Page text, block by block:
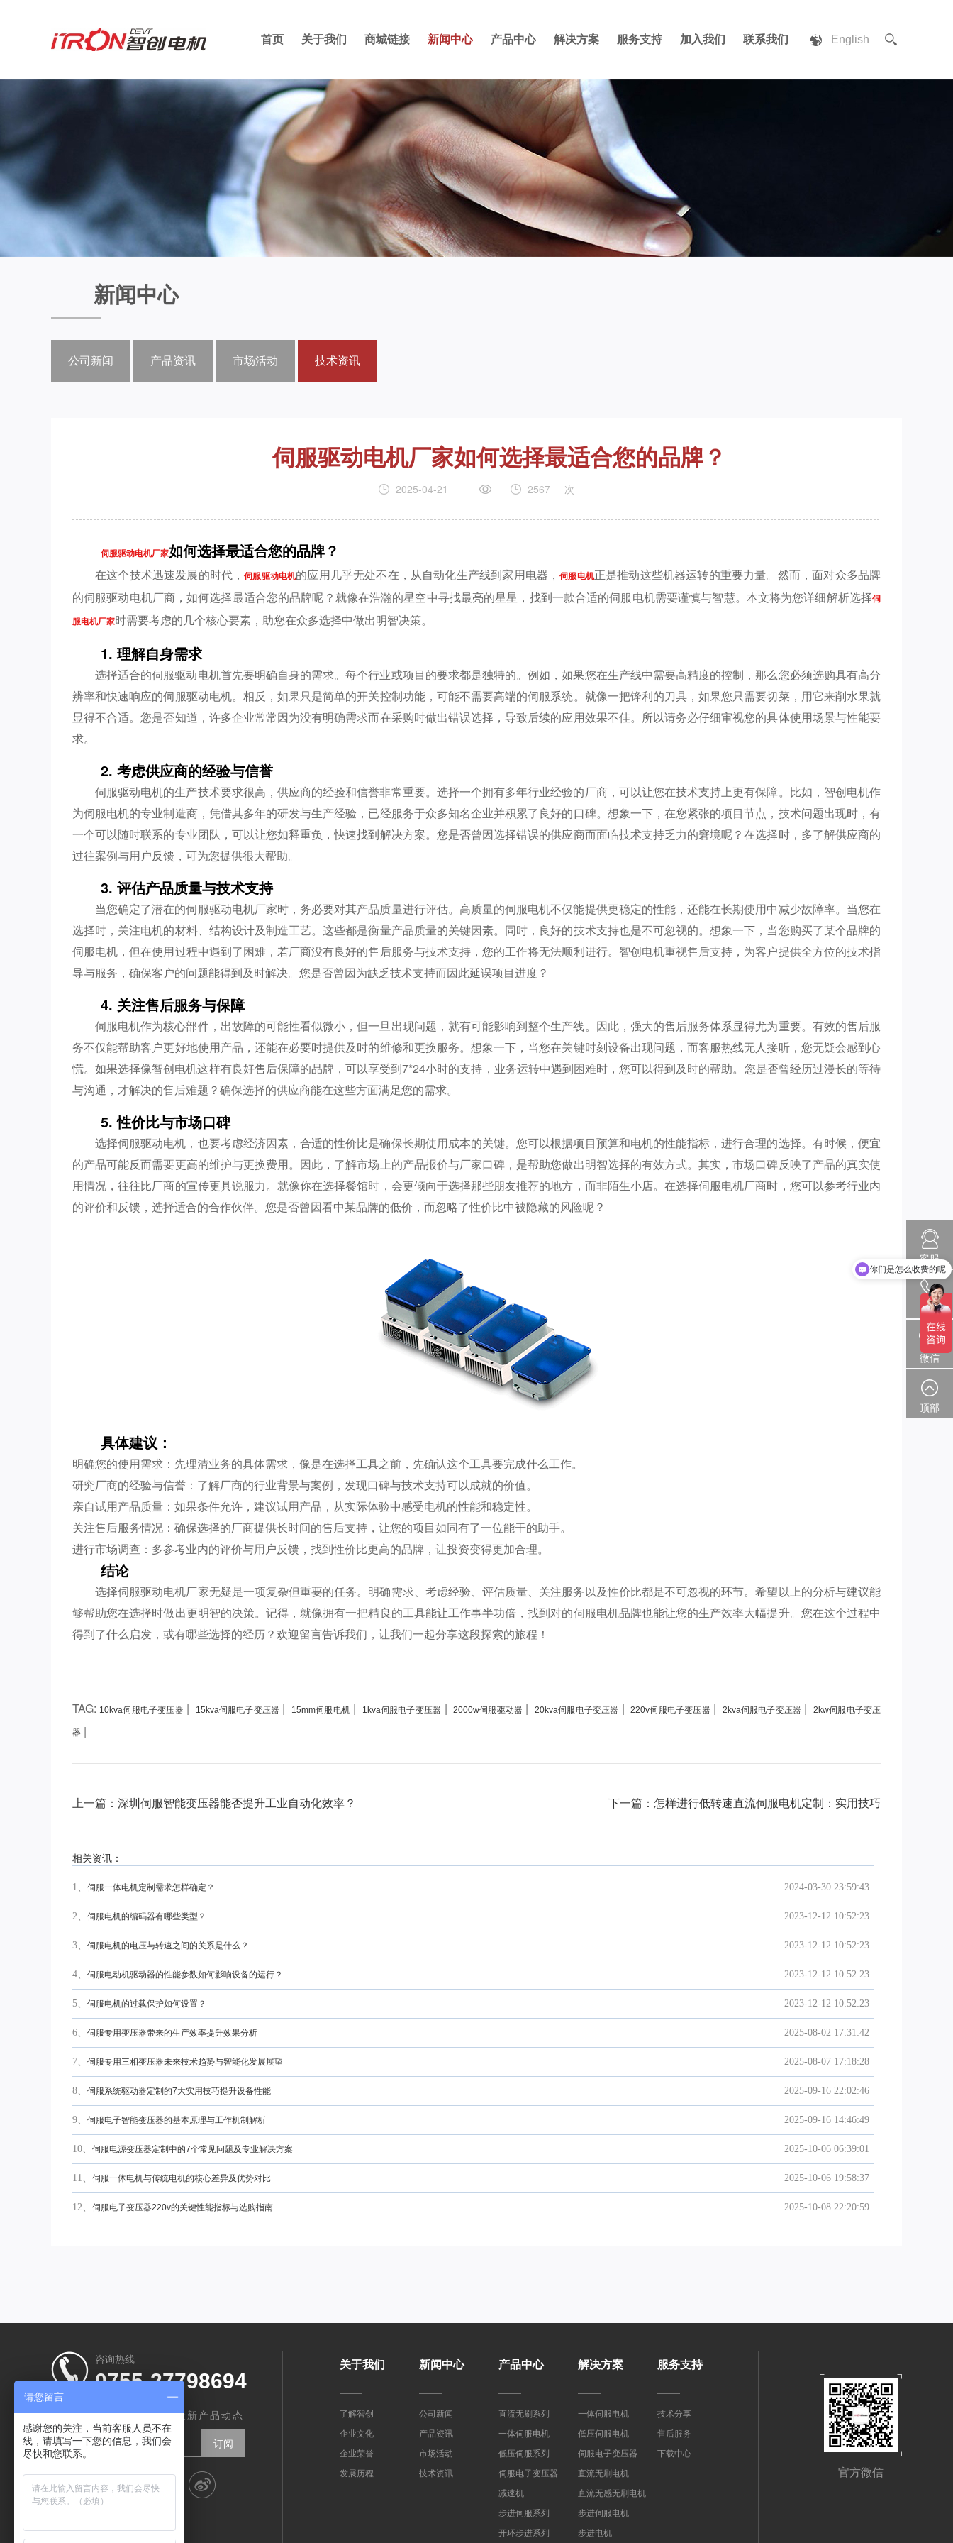
首页 关于我们 商城链接 新闻中心 产品中心 解决方案 服务支持 加入我们 联系我们 English
新闻中心
公司新闻 产品资讯 市场活动 技术资讯
伺服驱动电机厂家如何选择最适合您的品牌？
2025-04-21 2567 次
伺服驱动电机厂家如何选择最适合您的品牌？
在这个技术迅速发展的时代，伺服驱动电机的应用几乎无处不在，从自动化生产线到家用电器，伺服电机正是推动这些机器运转的重要力量。然而，面对众多品牌
的伺服驱动电机厂商，如何选择最适合您的品牌呢？就像在浩瀚的星空中寻找最亮的星星，找到一款合适的伺服电机需要谨慎与智慧。本文将为您详细解析选择伺
服电机厂家时需要考虑的几个核心要素，助您在众多选择中做出明智决策。
1. 理解自身需求
选择适合的伺服驱动电机首先要明确自身的需求。每个行业或项目的要求都是独特的。例如，如果您在生产线中需要高精度的控制，那么您必须选购具有高分
辨率和快速响应的伺服驱动电机。相反，如果只是简单的开关控制功能，可能不需要高端的伺服系统。就像一把锋利的刀具，如果您只需要切菜，用它来削水果就
显得不合适。您是否知道，许多企业常常因为没有明确需求而在采购时做出错误选择，导致后续的应用效果不佳。所以请务必仔细审视您的具体使用场景与性能要
求。
2. 考虑供应商的经验与信誉
伺服驱动电机的生产技术要求很高，供应商的经验和信誉非常重要。选择一个拥有多年行业经验的厂商，可以让您在技术支持上更有保障。比如，智创电机作
为伺服电机的专业制造商，凭借其多年的研发与生产经验，已经服务于众多知名企业并积累了良好的口碑。想象一下，在您紧张的项目节点，技术问题出现时，有
一个可以随时联系的专业团队，可以让您如释重负，快速找到解决方案。您是否曾因选择错误的供应商而面临技术支持乏力的窘境呢？在选择时，多了解供应商的
过往案例与用户反馈，可为您提供很大帮助。
3. 评估产品质量与技术支持
当您确定了潜在的伺服驱动电机厂家时，务必要对其产品质量进行评估。高质量的伺服电机不仅能提供更稳定的性能，还能在长期使用中减少故障率。当您在
选择时，关注电机的材料、结构设计及制造工艺。这些都是衡量产品质量的关键因素。同时，良好的技术支持也是不可忽视的。想象一下，当您购买了某个品牌的
伺服电机，但在使用过程中遇到了困难，若厂商没有良好的售后服务与技术支持，您的工作将无法顺利进行。智创电机重视售后支持，为客户提供全方位的技术指
导与服务，确保客户的问题能得到及时解决。您是否曾因为缺乏技术支持而因此延误项目进度？
4. 关注售后服务与保障
伺服电机作为核心部件，出故障的可能性看似微小，但一旦出现问题，就有可能影响到整个生产线。因此，强大的售后服务体系显得尤为重要。有效的售后服
务不仅能帮助客户更好地使用产品，还能在必要时提供及时的维修和更换服务。想象一下，当您在关键时刻设备出现问题，而客服热线无人接听，您无疑会感到心
慌。如果选择像智创电机这样有良好售后保障的品牌，可以享受到7*24小时的支持，业务运转中遇到困难时，您可以得到及时的帮助。您是否曾经历过漫长的等待
与沟通，才解决的售后难题？确保选择的供应商能在这些方面满足您的需求。
5. 性价比与市场口碑
选择伺服驱动电机，也要考虑经济因素，合适的性价比是确保长期使用成本的关键。您可以根据项目预算和电机的性能指标，进行合理的选择。有时候，便宜
的产品可能反而需要更高的维护与更换费用。因此，了解市场上的产品报价与厂家口碑，是帮助您做出明智选择的有效方式。其实，市场口碑反映了产品的真实使
用情况，往往比厂商的宣传更具说服力。就像你在选择餐馆时，会更倾向于选择那些朋友推荐的地方，而非陌生小店。在选择伺服电机厂商时，您可以参考行业内
的评价和反馈，选择适合的合作伙伴。您是否曾因看中某品牌的低价，而忽略了性价比中被隐藏的风险呢？
具体建议：
明确您的使用需求：先理清业务的具体需求，像是在选择工具之前，先确认这个工具要完成什么工作。
研究厂商的经验与信誉：了解厂商的行业背景与案例，发现口碑与技术支持可以成就的价值。
亲自试用产品质量：如果条件允许，建议试用产品，从实际体验中感受电机的性能和稳定性。
关注售后服务情况：确保选择的厂商提供长时间的售后支持，让您的项目如同有了一位能干的助手。
进行市场调查：多参考业内的评价与用户反馈，找到性价比更高的品牌，让投资变得更加合理。
结论
选择伺服驱动电机厂家无疑是一项复杂但重要的任务。明确需求、考虑经验、评估质量、关注服务以及性价比都是不可忽视的环节。希望以上的分析与建议能
够帮助您在选择时做出更明智的决策。记得，就像拥有一把精良的工具能让工作事半功倍，找到对的伺服电机品牌也能让您的生产效率大幅提升。您在这个过程中
得到了什么启发，或有哪些选择的经历？欢迎留言告诉我们，让我们一起分享这段探索的旅程！
TAG: 10kva伺服电子变压器| 15kva伺服电子变压器 | 15mm伺服电机| 1kva伺服电子变压器 | 2000w伺服驱动器 | 20kva伺服电子变压器 |220v伺服电子变压器| 2kva伺服电子变压器 | 2kw伺服电子变压
器 |
上一篇：深圳伺服智能变压器能否提升工业自动化效率？ 下一篇：怎样进行低转速直流伺服电机定制：实用技巧
相关资讯：
2024-03-30 23:59:43
1、 伺服一体电机定制需求怎样确定？
2023-12-12 10:52:23
2、 伺服电机的编码器有哪些类型？
2023-12-12 10:52:23
3、 伺服电机的电压与转速之间的关系是什么？
2023-12-12 10:52:23
4、 伺服电动机驱动器的性能参数如何影响设备的运行？
2023-12-12 10:52:23
5、 伺服电机的过载保护如何设置？
2025-08-02 17:31:42
6、 伺服专用变压器带来的生产效率提升效果分析
2025-08-07 17:18:28
7、 伺服专用三相变压器未来技术趋势与智能化发展展望
2025-09-16 22:02:46
8、 伺服系统驱动器定制的7大实用技巧提升设备性能
2025-09-16 14:46:49
9、 伺服电子智能变压器的基本原理与工作机制解析
2025-10-06 06:39:01
10、 伺服电源变压器定制中的7个常见问题及专业解决方案
2025-10-06 19:58:37
11、 伺服一体电机与传统电机的核心差异及优势对比
2025-10-08 22:20:59
12、 伺服电子变压器220v的关键性能指标与选购指南
咨询热线
0755-27798694
订阅我们，实时了解智创最新产品动态
分享到：
关于我们
了解智创
企业文化
企业荣誉
发展历程
新闻中心
公司新闻
产品资讯
市场活动
技术资讯
产品中心
直流无刷系列
一体伺服电机
低压伺服系列
伺服电子变压器
减速机
步进伺服系列
开环步进系列
解决方案
一体伺服电机
低压伺服电机
伺服电子变压器
直流无刷电机
直流无感无刷电机
步进伺服电机
步进电机
服务支持
技术分享
售后服务
下载中心
官方微信
客服
热线
微信
顶部
你们是怎么收费的呢
现在有优惠活动吗
请您留言
感谢您的关注，当前客服人员不在
线，请填写一下您的信息，我们会
尽快和您联系。